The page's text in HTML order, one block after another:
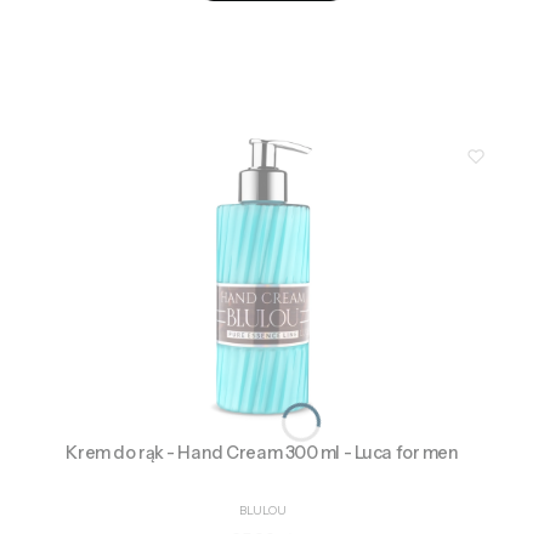
Krem do rąk - Hand Cream 300 ml - Luca for men
BLULOU